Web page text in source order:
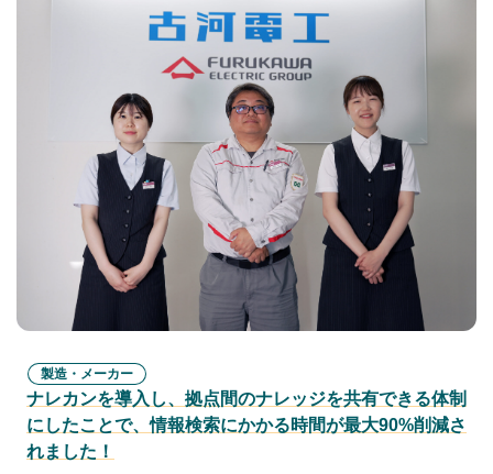
製造・メーカー
ナレカンを導入し、拠点間のナレッジを共有できる体制
にしたことで、情報検索にかかる時間が最大90%削減さ
れました！